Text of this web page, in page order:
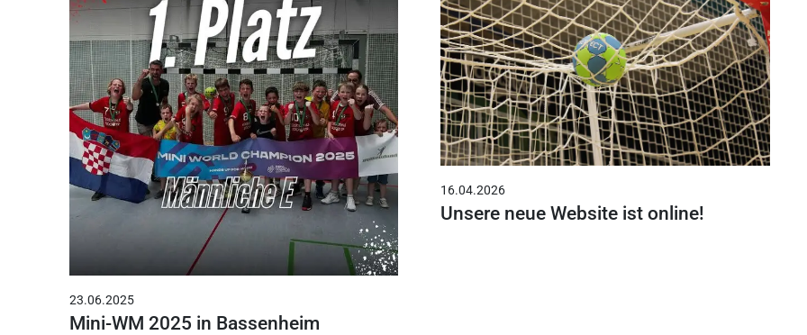
23.06.2025
Mini-WM 2025 in Bassenheim
16.04.2026
Unsere neue Website ist online!